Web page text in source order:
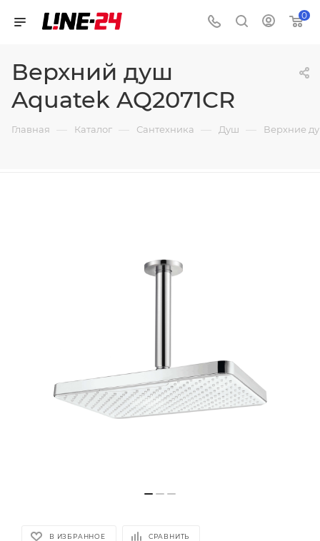
0
Верхний душ
Aquatek AQ2071CR
Главная — Каталог — Сантехника — Душ — Верхние
В ИЗБРАННОЕ СРАВНИТЬ